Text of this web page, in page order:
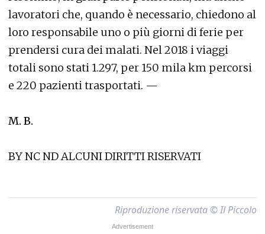
lavoratori che, quando è necessario, chiedono al
loro responsabile uno o più giorni di ferie per
prendersi cura dei malati. Nel 2018 i viaggi
totali sono stati 1.297, per 150 mila km percorsi
e 220 pazienti trasportati. —
M. B.
BY NC ND ALCUNI DIRITTI RISERVATI
Riproduzione riservata © Il Piccolo